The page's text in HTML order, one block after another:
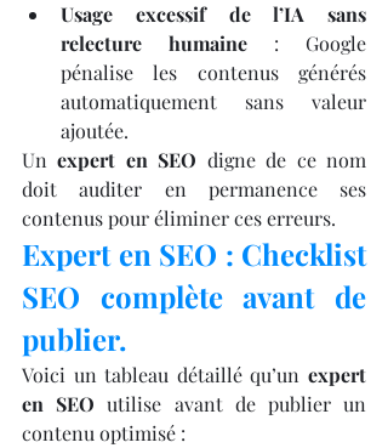
Usage excessif de l’IA sans
relecture humaine : Google
pénalise les contenus générés
automatiquement sans valeur
ajoutée.
Un expert en SEO digne de ce nom
doit auditer en permanence ses
contenus pour éliminer ces erreurs.
Expert en SEO : Checklist
SEO complète avant de
publier.
Voici un tableau détaillé qu’un expert
en SEO utilise avant de publier un
contenu optimisé :